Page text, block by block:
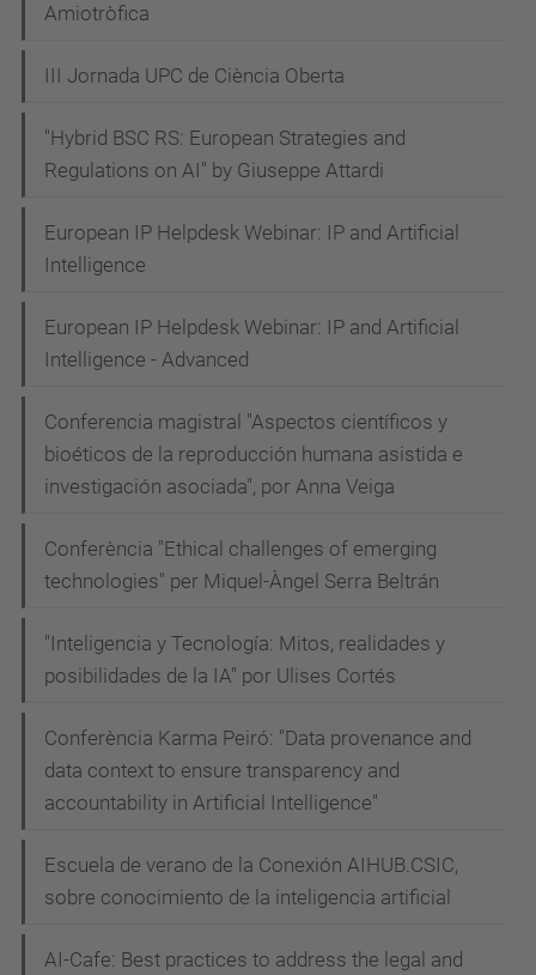
Amiotròfica
III Jornada UPC de Ciència Oberta
"Hybrid BSC RS: European Strategies and
Regulations on AI" by Giuseppe Attardi
European IP Helpdesk Webinar: IP and Artificial
Intelligence
European IP Helpdesk Webinar: IP and Artificial
Intelligence - Advanced
Conferencia magistral "Aspectos científicos y
bioéticos de la reproducción humana asistida e
investigación asociada", por Anna Veiga
Conferència "Ethical challenges of emerging
technologies" per Miquel-Àngel Serra Beltrán
"Inteligencia y Tecnología: Mitos, realidades y
posibilidades de la IA" por Ulises Cortés
Conferència Karma Peiró: "Data provenance and
data context to ensure transparency and
accountability in Artificial Intelligence"
Escuela de verano de la Conexión AIHUB.CSIC,
sobre conocimiento de la inteligencia artificial
AI-Cafe: Best practices to address the legal and